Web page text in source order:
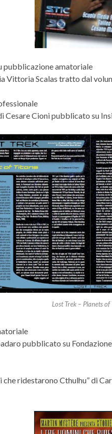
pubblicazione amatoriale
Vittoria Scalas tratto dal
Cesare Cioni pubblicato su
Lost Trek – Planets of
pubblicato su
ridestarono Cthulhu” di